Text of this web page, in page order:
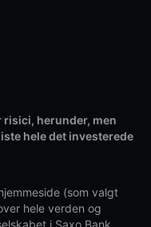
herunder, men
hele det investerede
(som valgt
hele verden og